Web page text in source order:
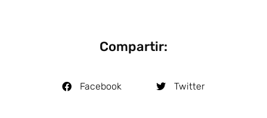
Compartir:
Facebook Twitter